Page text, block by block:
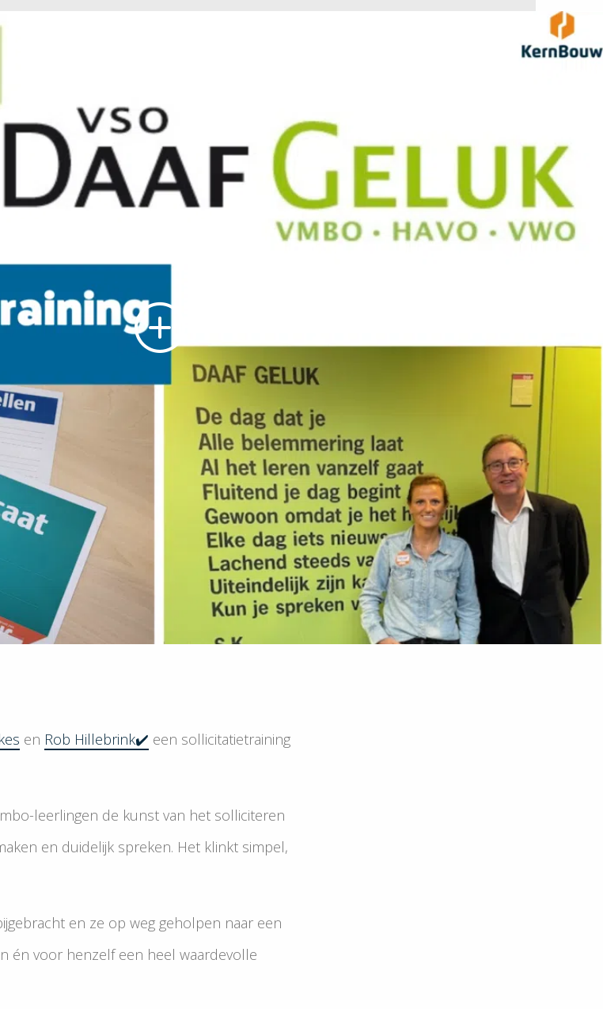
en Rob Hillebrink✔️ een sollicitatietraining
leerlingen de kunst van het solliciteren
en duidelijk spreken. Het klinkt simpel,
en ze op weg geholpen naar een
én voor henzelf een heel waardevolle